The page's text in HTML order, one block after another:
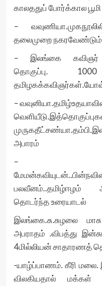
காலததுப் போர்க்கால பூமி
–
தலைமுறை
– இலங்கை கவிஞர்
தொகுப்பு.
தமிழகக்கவிஞர்கள்.யோவ்
–
அபாரம்
–
பலவீனம்..தமிழ்ஈழம்
தொடர்ந்த உரையாடல்
இலங்கை.சு.சுழலை
அபராதம் .விபத்து
4மில்லியன் சாதாரணத்
-யாழ்ப்பாணம். கீரி மலை.
விலகியதால் மக்கள்